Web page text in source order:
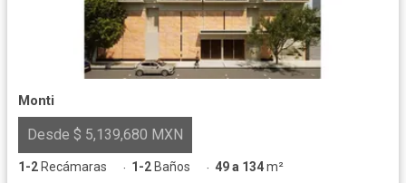
Monti
Desde $ 5,139,680 MXN
1-2 Recámaras · 1-2 Baños · 49 a 134m²